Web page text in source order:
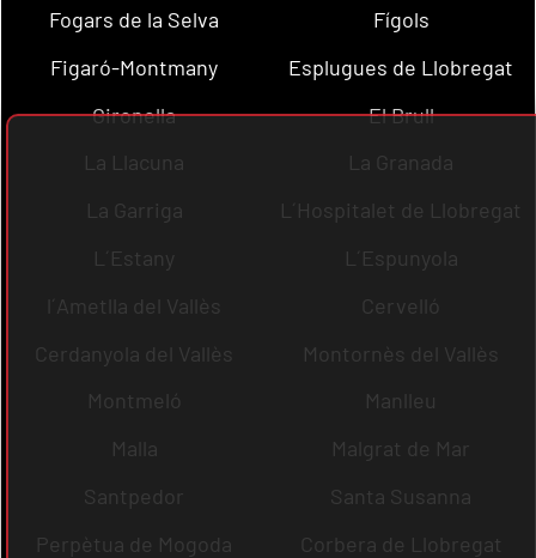
Fogars de la Selva
Fígols
Figaró-Montmany
Esplugues de Llobregat
Gironella
El Brull
La Llacuna
La Granada
La Garriga
L´Hospitalet de Llobregat
L´Estany
L´Espunyola
l´Ametlla del Vallès
Cervelló
Cerdanyola del Vallès
Montornès del Vallès
Montmeló
Manlleu
Malla
Malgrat de Mar
Santpedor
Santa Susanna
Perpètua de Mogoda
Corbera de Llobregat